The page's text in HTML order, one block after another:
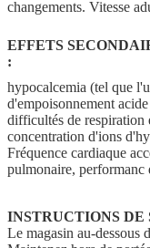
changements. Vitesse
EFFETS
:
hypocalcemia (tel que
d'empoisonnement
difficultés de respiration
concentration d'ions
Fréquence cardiaque
pulmonaire, performanc
INSTRUCTIONS DE
Le magasin au-dessous